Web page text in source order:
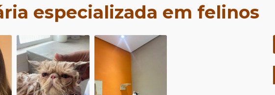
especializada em felinos